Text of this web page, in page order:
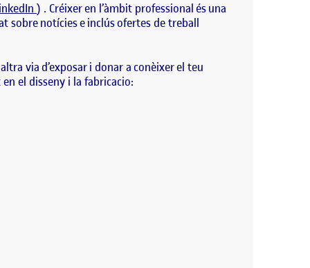
) . Créixer en l’àmbit professional és una
sobre notícies e inclús ofertes de treball
via d’exposar i donar a conèixer el teu
el disseny i la fabricacio: